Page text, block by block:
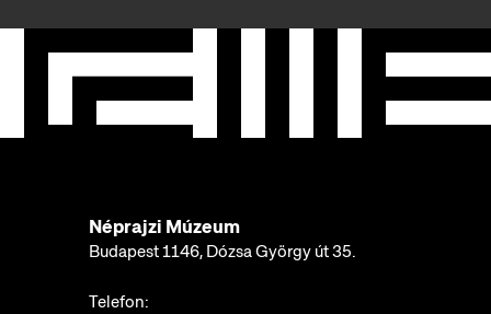
Néprajzi Múzeum
Budapest 1146, Dózsa György út 35.
Telefon: